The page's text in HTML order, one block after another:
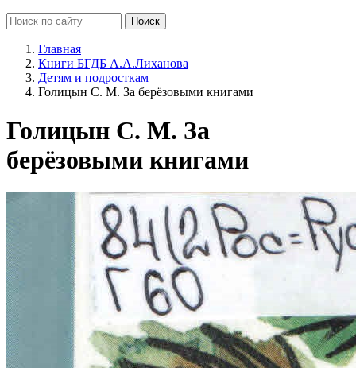
Главная
Книги БГДБ А.А.Лиханова
Детям и подросткам
Голицын С. М. За берёзовыми книгами
Голицын С. М. За
берёзовыми книгами